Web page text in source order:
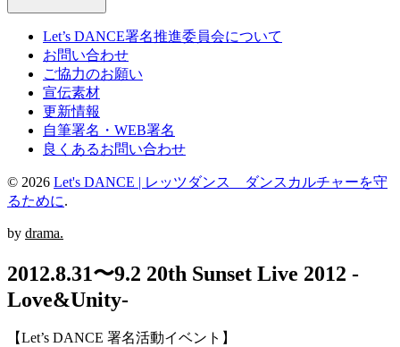
Let’s DANCE署名推進委員会について
お問い合わせ
ご協力のお願い
宣伝素材
更新情報
自筆署名・WEB署名
良くあるお問い合わせ
© 2026 Let's DANCE | レッツダンス ダンスカルチャーを守
るために.
by drama.
2012.8.31〜9.2 20th Sunset Live 2012 -
Love&Unity-
【Let’s DANCE 署名活動イベント】